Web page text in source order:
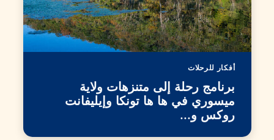
أفكار للرحلات
برنامج رحلة إلى متنزهات ولاية
ميسوري في ها ها تونكا وإيليفانت
روكس و...